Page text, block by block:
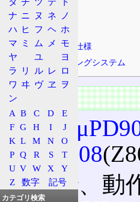
VA
専用ソフト
ハードウェア仕様
オペレーティングシステム
概要
CPUは
μPD70008
そこで、動
ナ ニ ヌ ネ
ノ
ハ ヒ フ ヘ ホ
マ ミ ム メ
モ
ヤ
ユ
ヨ
ラ
リ ル レ ロ
ワ ヰ ヴ ヱ
ヲ
ン
A B C D
E
F G H I
J
K L M N
O
P Q R S
T
U V W X
Y
Z
数字 記号
カテゴリ検索